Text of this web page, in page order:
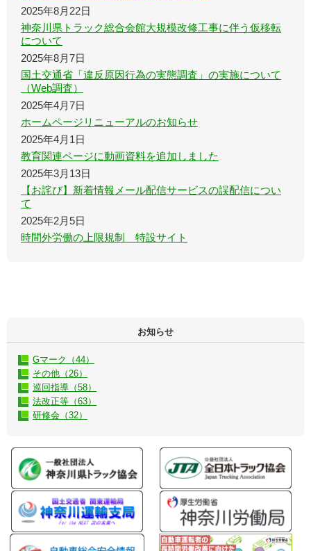
2025年8月22日
神奈川県トラック総合会館大規模改修工事に伴う仮移転
について
2025年8月7日
国土交通省「違反原因行為の実態調査」の実施について
（Web調査）
2025年4月7日
ホームページリニューアルのお知らせ
2025年4月1日
教育関連ページに動画資料を追加しました
2025年3月13日
【お詫び】新着情報メール配信サービスの誤配信につい
て
2025年2月5日
時間外労働の上限規制 特設サイト
お知らせ
Gマーク（44）
その他（26）
巡回指導（58）
法改正等（63）
研修会（32）